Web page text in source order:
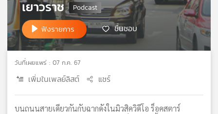
เอส
แผนที่
วิทยุ
ข่าย
เยาวราช
ฟังรายการ ชื่นชอบ
วันที่เผยแพร่ : 07 ก.ค. 67
เพิ่มในเพลย์ลิสต์ แชร์
บนถนนสายเดียวกันกับฉากดังในมิวสิควิดีโอ ร็อคสตาร์